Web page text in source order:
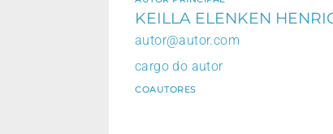
KEILLA ELENKEN
autor@autor.com
cargo do autor
COAUTORES